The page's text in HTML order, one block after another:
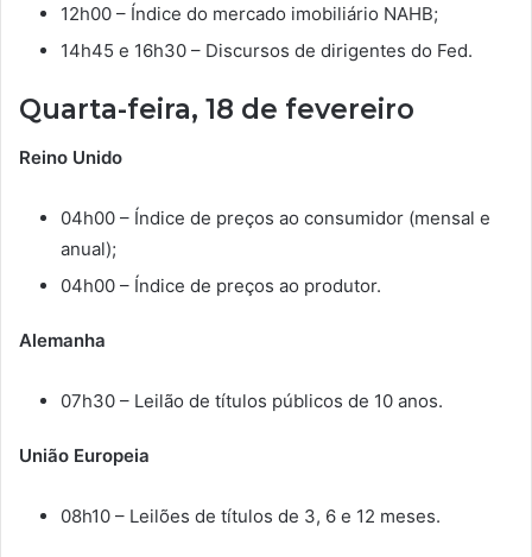
12h00 – Índice do mercado imobiliário NAHB;
14h45 e 16h30 – Discursos de dirigentes do Fed.
Quarta-feira, 18 de fevereiro
Reino Unido
04h00 – Índice de preços ao consumidor (mensal e
anual);
04h00 – Índice de preços ao produtor.
Alemanha
07h30 – Leilão de títulos públicos de 10 anos.
União Europeia
08h10 – Leilões de títulos de 3, 6 e 12 meses.